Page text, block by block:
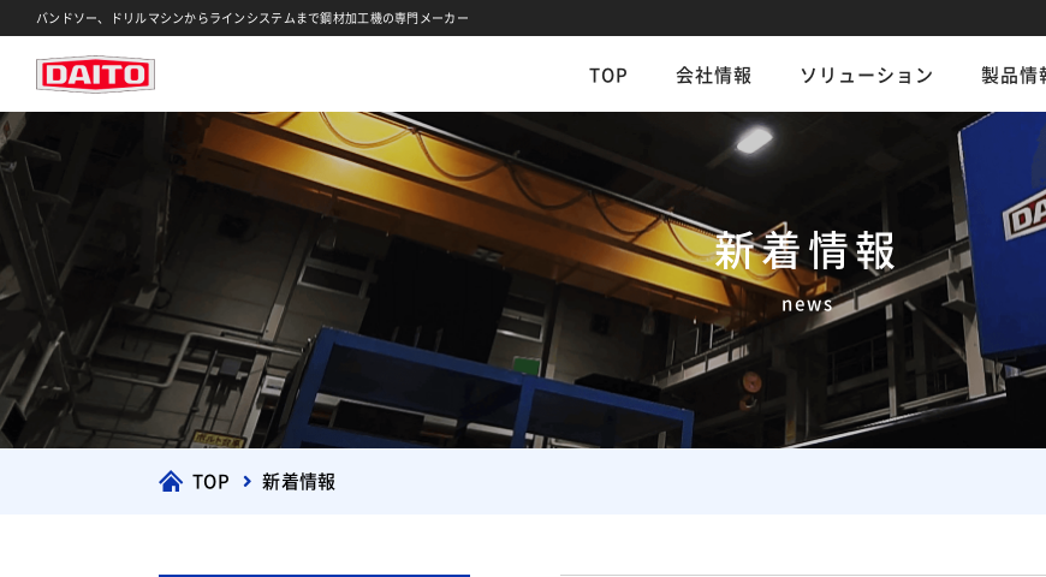
バンドソー、ドリルマシンからラインシステムまで鋼材加工機の専門メーカー
TOP 会社情報 ソリューション 製品情
新着情報
news
TOP 新着情報